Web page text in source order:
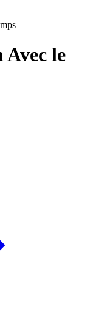
Avec le